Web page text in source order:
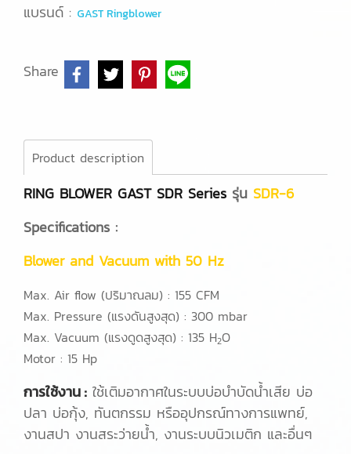
แบรนด์ : GAST Ringblower
Share
Product description
RING BLOWER GAST SDR Series รุ่น SDR-6
Specifications :
Blower and Vacuum with 50 Hz
Max. Air flow (ปริมาณลม) : 155 CFM
Max. Pressure (แรงดันสูงสุด) : 300 mbar
Max. Vacuum (แรงดูดสูงสุด) : 135 H2O
Motor : 15 Hp
การใช้งาน : ใช้เติมอากาศในระบบบ่อบำบัดน้ำเสีย บ่อ
ปลา บ่อกุ้ง, ทันตกรรม หรืออุปกรณ์ทางการแพทย์,
งานสปา งานสระว่ายน้ำ, งานระบบนิวเมติก และอื่นๆ